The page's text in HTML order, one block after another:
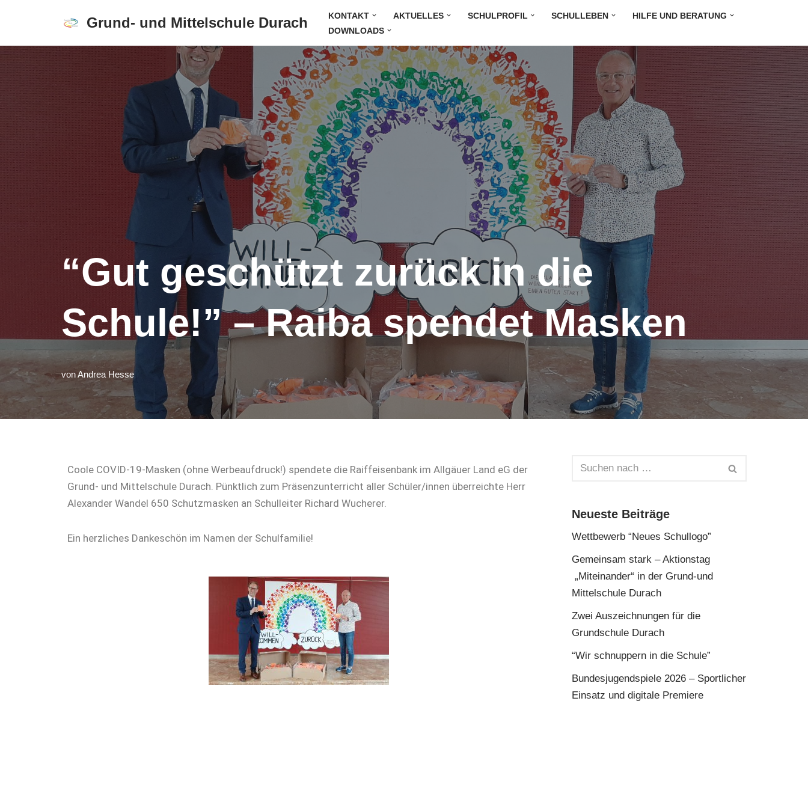
Inhalt
springen
Grund- und Mittelschule Durach KONTAKT AKTUELLES SCHULPROFIL SCHULLEBEN
HILFE UND BERATUNG
DOWNLOADS
“Gut geschützt zurück in die
Schule!” – Raiba spendet Masken
vonAndrea Hesse
Coole COVID-19-Masken (ohne Werbeaufdruck!) spendete die Raiffeisenbank im Allgäuer Land eG der
Grund- und Mittelschule Durach. Pünktlich zum Präsenzunterricht aller Schüler/innen überreichte Herr
Alexander Wandel 650 Schutzmasken an Schulleiter Richard Wucherer.
Ein herzliches Dankeschön im Namen der Schulfamilie!
Neueste Beiträge
Wettbewerb “Neues Schullogo”
Gemeinsam stark – Aktionstag
„Miteinander“ in der Grund-und
Mittelschule Durach
Zwei Auszeichnungen für die
Grundschule Durach
“Wir schnuppern in die Schule”
Bundesjugendspiele 2026 – Sportlicher
Einsatz und digitale Premiere